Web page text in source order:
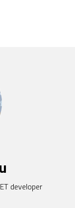
developer